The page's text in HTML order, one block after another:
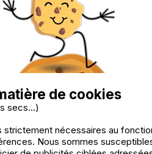
de cookies
secs...)
strictement nécessaires au
Nous sommes